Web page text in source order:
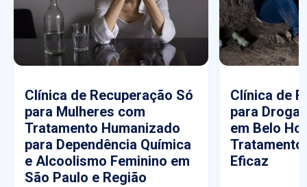
Clínica de Recuperação Só
para Mulheres com
Tratamento Humanizado
para Dependência Química
e Alcoolismo Feminino em
São Paulo e Região
Clínica de
para
em Belo
Tratamento
Eficaz